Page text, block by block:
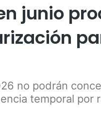
junio
no podrán
temporal por